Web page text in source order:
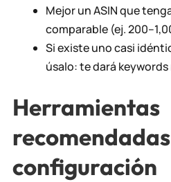
Mejor un ASIN que
comparable (ej.
Si existe uno casi
úsalo: te dará
Herramientas
configuración